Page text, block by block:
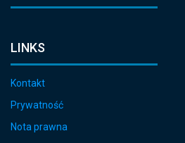
LINKS
Kontakt
Prywatność
Nota prawna